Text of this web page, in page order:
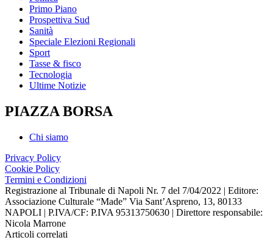
Primo Piano
Prospettiva Sud
Sanità
Speciale Elezioni Regionali
Sport
Tasse & fisco
Tecnologia
Ultime Notizie
PIAZZA BORSA
Chi siamo
Privacy Policy
Cookie Policy
Termini e Condizioni
Registrazione al Tribunale di Napoli Nr. 7 del 7/04/2022 | Editore:
Associazione Culturale “Made” Via Sant’Aspreno, 13, 80133
NAPOLI | P.IVA/CF: P.IVA 95313750630 | Direttore responsabile:
Nicola Marrone
Articoli correlati